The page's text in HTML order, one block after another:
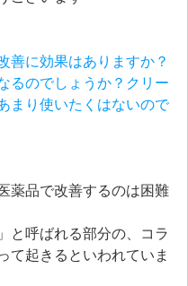
善に効果はありますか？
るのでしょうか？クリー
まり使いたくはないので
薬品で改善するのは困難
と呼ばれる部分の、コラ
て起きるといわれていま